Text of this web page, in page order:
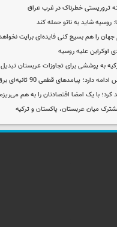
خطرناک در غرب عراق
روسیه شاید به ناتو حمله کند
را هم بسیج کنی فایده‌ای برایت
اوکراین علیه روسیه
به پوششی برای تجاوزات عربستان
دارد؛ پیامدهای قطعی 90 ثانیه‌ای برق
با یک امضا اقتصادتان را به هم
میان عربستان، پاکستان و ترکیه